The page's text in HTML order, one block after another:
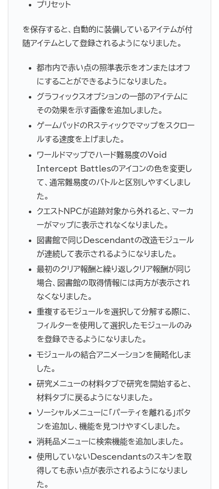
プリセット
を保存すると、自動的に装備しているアイテムが付
随アイテムとして登録されるようになりました。
都市内で赤い点の照準表示をオンまたはオフ
にすることができるようになりました。
グラフィックスオプションの一部のアイテムに
その効果を示す画像を追加しました。
ゲームパッドのRスティックでマップをスクロー
ルする速度を上げました。
ワールドマップでハード難易度のVoid
Intercept Battlesのアイコンの色を変更し
て、通常難易度のバトルと区別しやすくしまし
た。
クエストNPCが追跡対象から外れると、マーカ
ーがマップに表示されなくなりました。
図書館で同じDescendantの改造モジュール
が連続して表示されるようになりました。
最初のクリア報酬と繰り返しクリア報酬が同じ
場合、図書館の取得情報には両方が表示され
なくなりました。
重複するモジュールを選択して分解する際に、
フィルターを使用して選択したモジュールのみ
を登録できるようになりました。
モジュールの結合アニメーションを簡略化しま
した。
研究メニューの材料タブで研究を開始すると、
材料タブに戻るようになりました。
ソーシャルメニューに「パーティを離れる」ボタ
ンを追加し、機能を見つけやすくしました。
消耗品メニューに検索機能を追加しました。
使用していないDescendantsのスキンを取
得しても赤い点が表示されるようになりまし
た。